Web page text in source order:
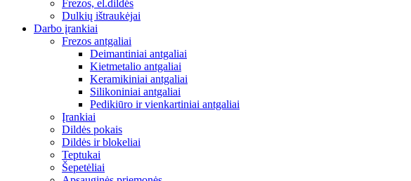
Frezos, el.dildės
Dulkių ištraukėjai
Darbo įrankiai
Frezos antgaliai
Deimantiniai antgaliai
Kietmetalio antgaliai
Keramikiniai antgaliai
Silikoniniai antgaliai
Pedikiūro ir vienkartiniai antgaliai
Įrankiai
Dildės pokais
Dildės ir blokeliai
Teptukai
Šepetėliai